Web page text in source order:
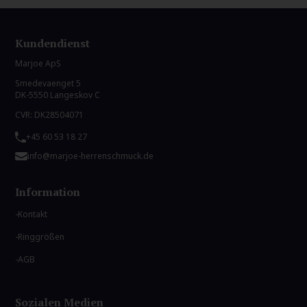
Kundendienst
Marjoe ApS
Smedevaenget 5
DK-5550 Langeskov C
CVR: DK28504071
+45 60 53 18 27
info@marjoe-herrenschmuck.de
Information
Kontakt
Ringgrößen
AGB
Sozialen Medien